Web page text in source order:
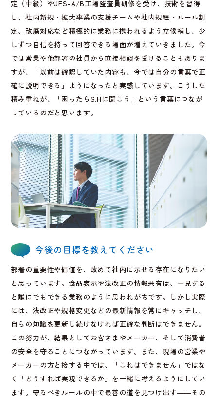
定（中級）やJFS-A/B工場監査員研修を受け、技術を習得
し、社内新規・拡大事業の支援チームや社内規程・ルール制
定、改廃対応など積極的に業務に携われるよう立候補し、少
しずつ自信を持って回答できる場面が増えていきました。今
では営業や他部署の社員から直接相談を受けることもありま
すが、「以前は確認していた内容も、今では自分の言葉で正
確に説明できる」ようになったと実感しています。こうした
積み重ねが、「困ったらS.Hに聞こう」という言葉につなが
っているのだと思います。
今後の目標を教えてください
部署の重要性や価値を、改めて社内に示せる存在になりたい
と思っています。食品表示や法改正の情報共有は、一見する
と誰にでもできる業務のように思われがちです。しかし実際
には、法改正や規格変更などの最新情報を常にキャッチし、
自らの知識を更新し続けなければ正確な判断はできません。
この努力が、結果としてお客さまやメーカー、そして消費者
の安全を守ることにつながっています。また、現場の営業や
メーカーの方と接する中では、「これはできません」ではな
く「どうすれば実現できるか」を一緒に考えるようにしてい
ます。守るべきルールの中で最善の道を見つけ出す――その